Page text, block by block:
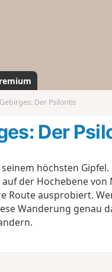
Der Psiloritis
Der
höchsten
der Hochebene von
Route ausprobiert.
Wanderung genau